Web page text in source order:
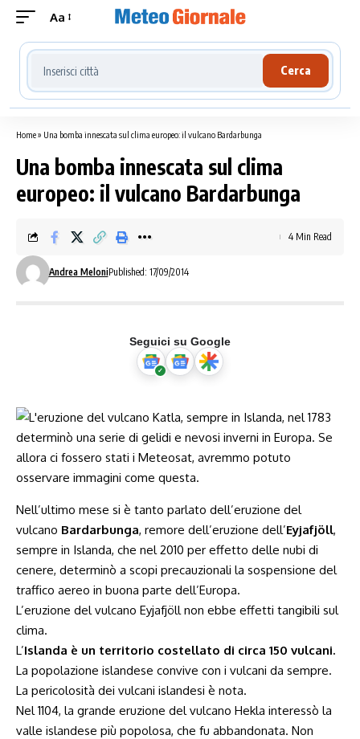
Aa
Cerca località meteo
Cerca
Home» Una bomba innescata sul clima europeo: il vulcano Bardarbunga
Una bomba innescata sul clima
europeo: il vulcano Bardarbunga
Andrea MeloniPublished: 17/09/2014
4 Min Read
Seguici su Google
Nell’ultimo mese si è tanto parlato dell’eruzione del
vulcano Bardarbunga, remore dell’eruzione dell’Eyjafjöll,
sempre in Islanda, che nel 2010 per effetto delle nubi di
cenere, determinò a scopi precauzionali la sospensione del
traffico aereo in buona parte dell’Europa.
L’eruzione del vulcano Eyjafjöll non ebbe effetti tangibili sul
clima.
L’Islanda è un territorio costellato di circa 150 vulcani.
La popolazione islandese convive con i vulcani da sempre.
La pericolosità dei vulcani islandesi è nota.
Nel 1104, la grande eruzione del vulcano Hekla interessò la
valle islandese più popolosa, che fu abbandonata. Non